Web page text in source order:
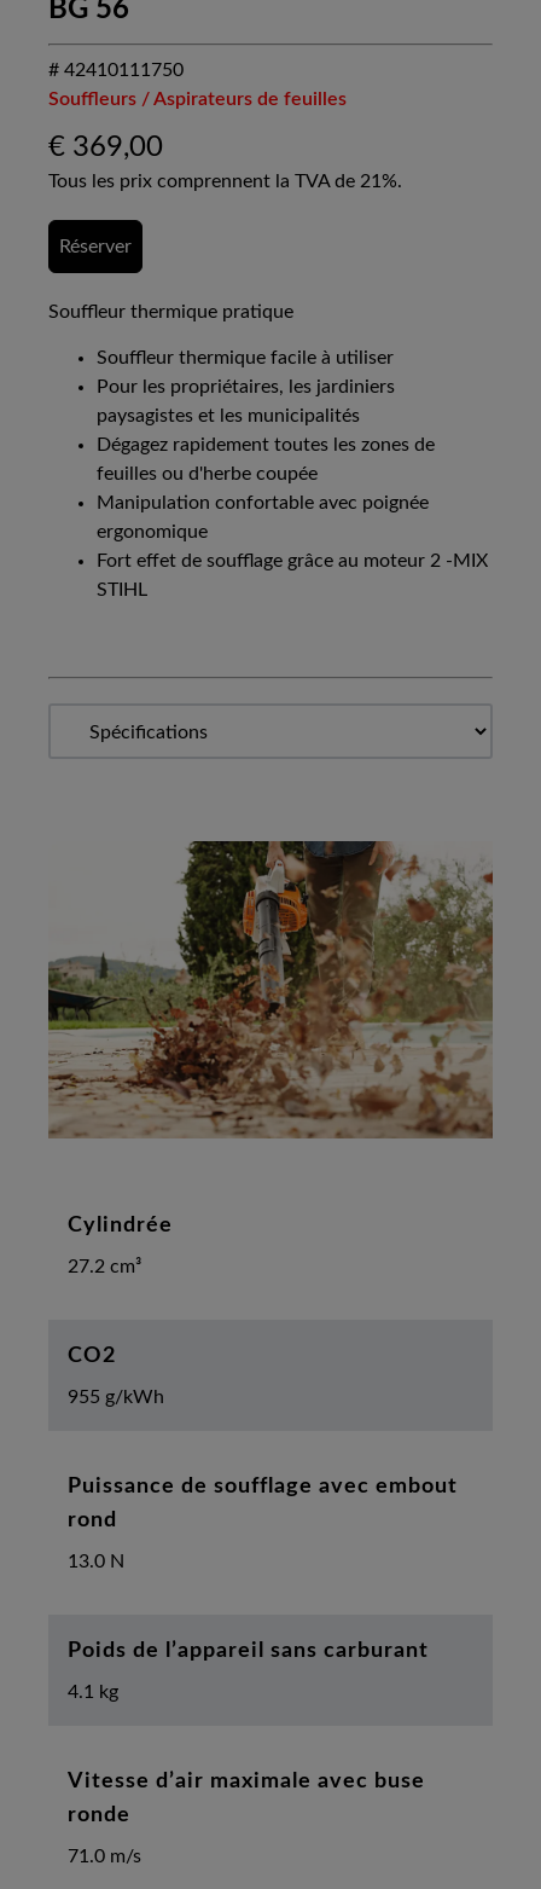
BG 56
# 42410111750
Souffleurs / Aspirateurs de feuilles
€ 369,00
Tous les prix comprennent la TVA de 21%.
Réserver
Souffleur thermique pratique
Souffleur thermique facile à utiliser
Pour les propriétaires, les jardiniers
paysagistes et les municipalités
Dégagez rapidement toutes les zones de
feuilles ou d'herbe coupée
Manipulation confortable avec poignée
ergonomique
Fort effet de soufflage grâce au moteur 2 -MIX
STIHL
Cylindrée
27.2 cm³
CO2
955 g/kWh
Puissance de soufflage avec embout
rond
13.0 N
Poids de l’appareil sans carburant
4.1 kg
Vitesse d’air maximale avec buse
ronde
71.0 m/s